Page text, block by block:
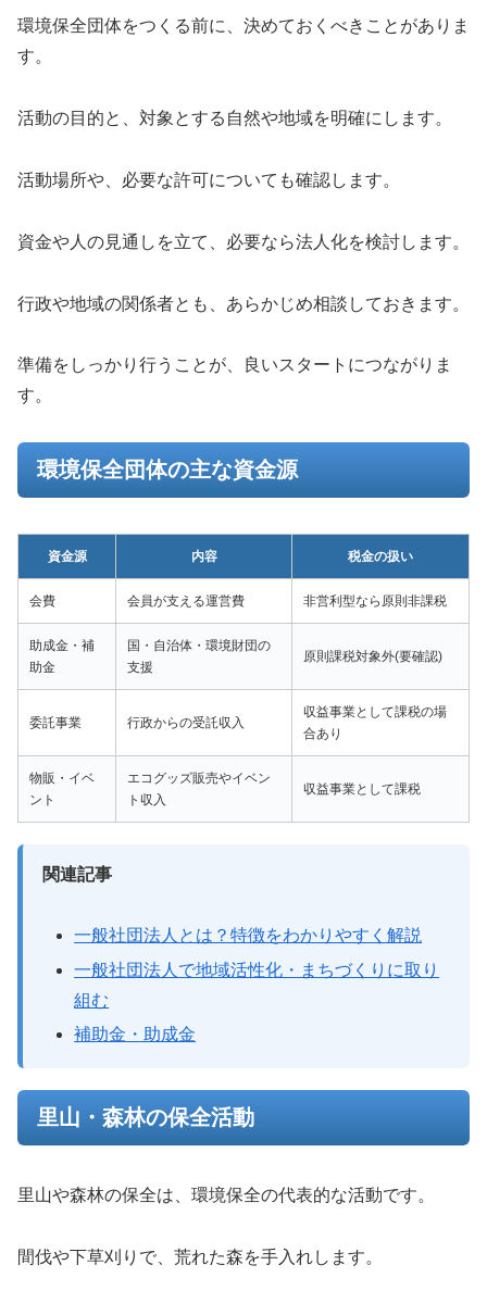
環境保全団体をつくる前に、決めておくべきことがありま
す。
活動の目的と、対象とする自然や地域を明確にします。
活動場所や、必要な許可についても確認します。
資金や人の見通しを立て、必要なら法人化を検討します。
行政や地域の関係者とも、あらかじめ相談しておきます。
準備をしっかり行うことが、良いスタートにつながりま
す。
環境保全団体の主な資金源
資金源 内容 税金の扱い
会費 会員が支える運営費 非営利型なら原則非課税
助成金・補
助金
国・自治体・環境財団の
支援
原則課税対象外(要確認)
委託事業 行政からの受託収入
収益事業として課税の場
合あり
物販・イベ
ント
エコグッズ販売やイベン
ト収入
収益事業として課税
関連記事
一般社団法人とは？特徴をわかりやすく解説
一般社団法人で地域活性化・まちづくりに取り
組む
補助金・助成金
里山・森林の保全活動
里山や森林の保全は、環境保全の代表的な活動です。
間伐や下草刈りで、荒れた森を手入れします。